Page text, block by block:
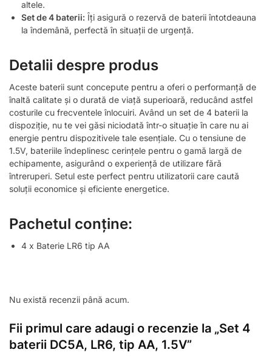
altele.
Set de 4 baterii: Îți asigură o rezervă de baterii întotdeauna
la îndemână, perfectă în situații de urgență.
Detalii despre produs
Aceste baterii sunt concepute pentru a oferi o performanță de
înaltă calitate și o durată de viață superioară, reducând astfel
costurile cu frecventele înlocuiri. Având un set de 4 baterii la
dispoziție, nu te vei găsi niciodată într-o situație în care nu ai
energie pentru dispozitivele tale esențiale. Cu o tensiune de
1.5V, bateriile îndeplinesc cerințele pentru o gamă largă de
echipamente, asigurând o experiență de utilizare fără
întreruperi. Setul este perfect pentru utilizatorii care caută
soluții economice și eficiente energetice.
Pachetul conține:
4 x Baterie LR6 tip AA
Nu există recenzii până acum.
Fii primul care adaugi o recenzie la „Set 4
baterii DC5A, LR6, tip AA, 1.5V”